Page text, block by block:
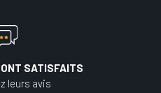
SATISFAITS
leurs avis